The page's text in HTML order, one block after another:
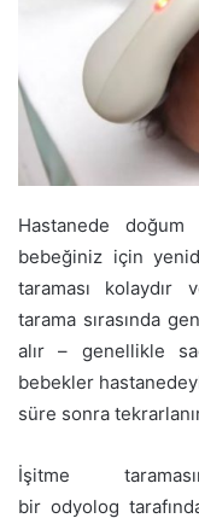
Hastanede doğum
bebeğiniz için
taraması kolaydır
tarama sırasında
alır – genellikle
bebekler
süre sonra
İşitme
bir odyolog